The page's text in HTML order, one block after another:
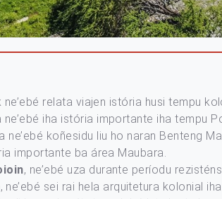
relata viajen istória husi tempu
ne’ebé iha istória importante iha tempu
ne’ebé koñesidu liu ho naran Benteng
importante ba área Maubara.
, ne’ebé uza durante períodu
, ne’ebé sei rai hela arquitetura kolonial